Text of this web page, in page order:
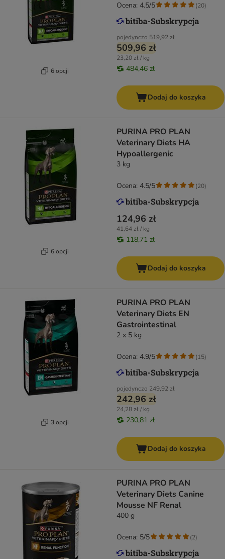
6 opcji
pojedynczo 519,92 zł
509,96 zł
23,20 zł / kg
484,46 zł
Ocena: 4.5/5 (20)
Dodaj do koszyka
6 opcji
PURINA PRO PLAN
Veterinary Diets HA
Hypoallergenic
3 kg
124,96 zł
41,64 zł / kg
118,71 zł
Ocena: 4.5/5 (20)
Dodaj do koszyka
3 opcji
PURINA PRO PLAN
Veterinary Diets EN
Gastrointestinal
2 x 5 kg
pojedynczo 249,92 zł
242,96 zł
24,28 zł / kg
230,81 zł
Ocena: 4.9/5 (15)
Dodaj do koszyka
PURINA PRO PLAN
Veterinary Diets Canine
Mousse NF Renal
400 g
Ocena: 5/5 (2)